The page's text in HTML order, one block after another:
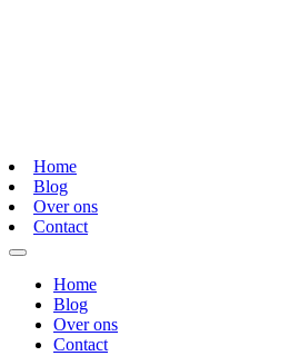
Home
Blog
Over ons
Contact
Home
Blog
Over ons
Contact